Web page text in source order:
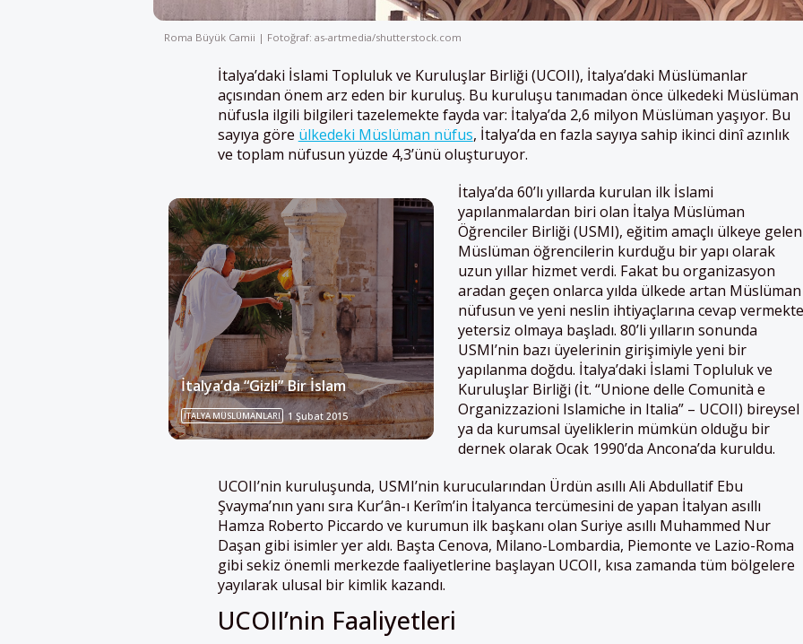
Roma Büyük Camii | Fotoğraf: as-artmedia/shutterstock.com
İtalya’daki İslami Topluluk ve Kuruluşlar Birliği (UCOII), İtalya’daki Müslümanlar
açısından önem arz eden bir kuruluş. Bu kuruluşu tanımadan önce ülkedeki Müslüman
nüfusla ilgili bilgileri tazelemekte fayda var: İtalya’da 2,6 milyon Müslüman yaşıyor. Bu
sayıya göre ülkedeki Müslüman nüfus, İtalya’da en fazla sayıya sahip ikinci dinî azınlık
ve toplam nüfusun yüzde 4,3’ünü oluşturuyor.
İtalya’da “Gizli” Bir İslam
İTALYA MÜSLÜMANLARI 1 Şubat 2015
İtalya’da 60’lı yıllarda kurulan ilk İslami
yapılanmalardan biri olan İtalya Müslüman
Öğrenciler Birliği (USMI), eğitim amaçlı ülkeye gelen
Müslüman öğrencilerin kurduğu bir yapı olarak
uzun yıllar hizmet verdi. Fakat bu organizasyon
aradan geçen onlarca yılda ülkede artan Müslüman
nüfusun ve yeni neslin ihtiyaçlarına cevap vermekte
yetersiz olmaya başladı. 80’li yılların sonunda
USMI’nin bazı üyelerinin girişimiyle yeni bir
yapılanma doğdu. İtalya’daki İslami Topluluk ve
Kuruluşlar Birliği (İt. “Unione delle Comunità e
Organizzazioni Islamiche in Italia” – UCOII) bireysel
ya da kurumsal üyeliklerin mümkün olduğu bir
dernek olarak Ocak 1990’da Ancona’da kuruldu.
UCOII’nin kuruluşunda, USMI’nin kurucularından Ürdün asıllı Ali Abdullatif Ebu
Şvayma’nın yanı sıra Kur’ân-ı Kerîm’in İtalyanca tercümesini de yapan İtalyan asıllı
Hamza Roberto Piccardo ve kurumun ilk başkanı olan Suriye asıllı Muhammed Nur
Daşan gibi isimler yer aldı. Başta Cenova, Milano-Lombardia, Piemonte ve Lazio-Roma
gibi sekiz önemli merkezde faaliyetlerine başlayan UCOII, kısa zamanda tüm bölgelere
yayılarak ulusal bir kimlik kazandı.
UCOII’nin Faaliyetleri